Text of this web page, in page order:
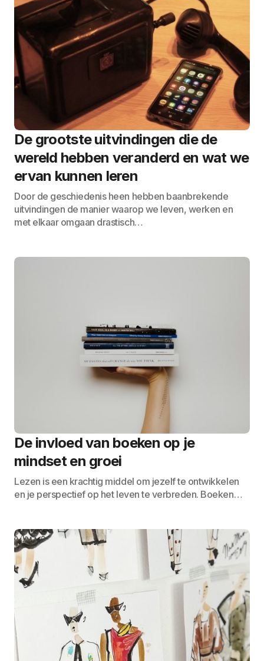
De grootste uitvindingen die de
wereld hebben veranderd en wat we
ervan kunnen leren
Door de geschiedenis heen hebben baanbrekende
uitvindingen de manier waarop we leven, werken en
met elkaar omgaan drastisch…
De invloed van boeken op je
mindset en groei
Lezen is een krachtig middel om jezelf te ontwikkelen
en je perspectief op het leven te verbreden. Boeken…